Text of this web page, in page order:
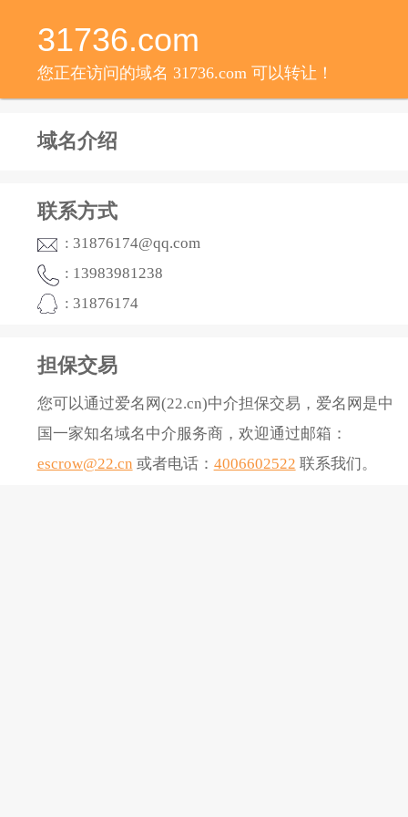
31736.com
您正在访问的域名 31736.com 可以转让！
域名介绍
联系方式
: 31876174@qq.com
: 13983981238
: 31876174
担保交易
您可以通过爱名网(22.cn)中介担保交易，爱名网是中
国一家知名域名中介服务商，欢迎通过邮箱：
escrow@22.cn 或者电话： 4006602522 联系我们。